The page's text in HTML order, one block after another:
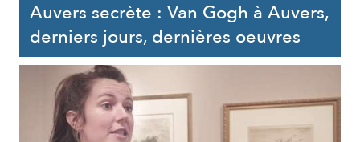
Auvers secrète : Van Gogh à Auvers,
derniers jours, dernières oeuvres